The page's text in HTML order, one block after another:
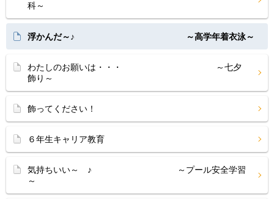
科～
浮かんだ～♪ ～高学年着衣泳～
わたしのお願いは・・・ ～七夕
飾り～
飾ってください！
６年生キャリア教育
気持ちいい～ ♪ ～プール安全学習
～